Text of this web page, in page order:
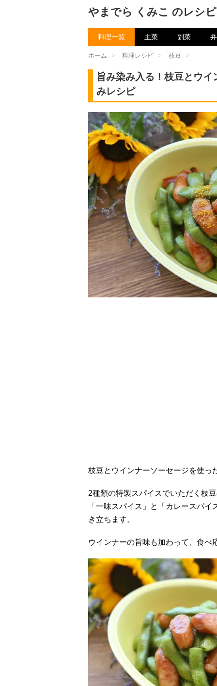
やまでら くみこ のレシピ
料理一覧 主菜 副菜
ホーム > 料理レシピ > 枝豆 >
旨み染み入る！枝豆とウ
みレシピ
枝豆とウインナーソーセージを使っ
2種類の特製スパイスでいただく枝
「一味スパイス」と「カレースパ
き立ちます。
ウインナーの旨味も加わって、食べ